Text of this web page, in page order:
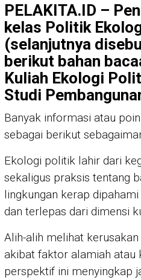
PELAKITA.ID –
kelas Politik
(selanjutnya
berikut bahan
Kuliah Ekologi
Studi
Banyak informasi atau
sebagai berikut
Ekologi politik lahir dari
sekaligus praksis tentang
lingkungan kerap
dan terlepas dari dimensi
Alih-alih melihat
akibat faktor alamiah atau
perspektif ini menyingkap